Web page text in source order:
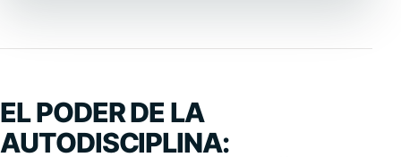
EL PODER DE LA
AUTODISCIPLINA: